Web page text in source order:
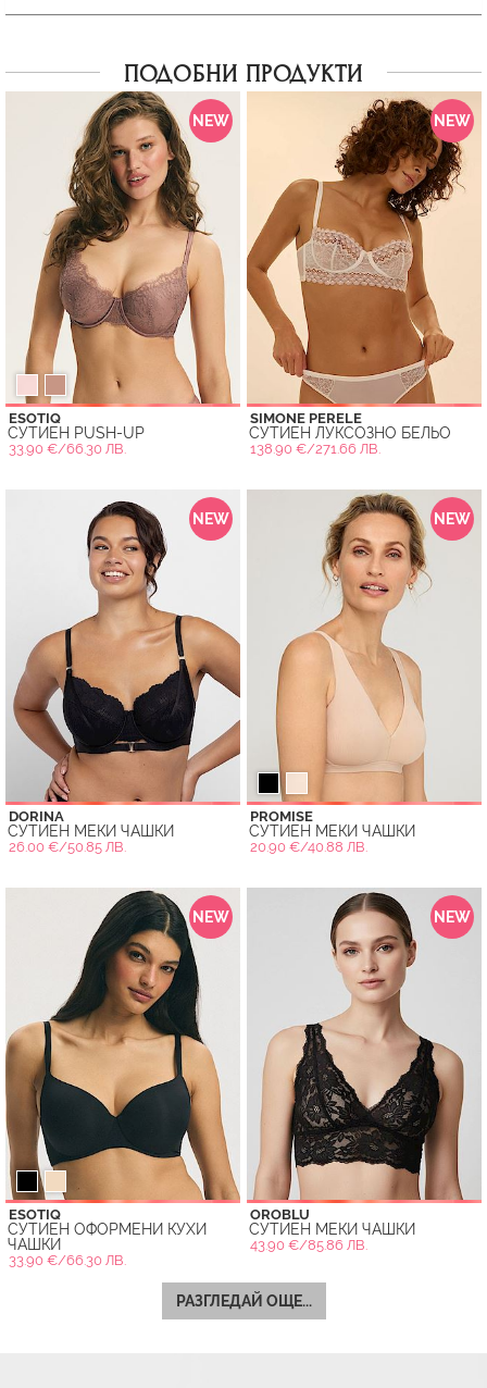
ПОДОБНИ ПРОДУКТИ
NEW
ESOTIQ
СУТИЕН PUSH-UP
33.90 €/66.30 ЛВ.
NEW
SIMONE PERELE
СУТИЕН ЛУКСОЗНО БЕЛЬО
138.90 €/271.66 ЛВ.
NEW
DORINA
СУТИЕН МЕКИ ЧАШКИ
26.00 €/50.85 ЛВ.
NEW
PROMISE
СУТИЕН МЕКИ ЧАШКИ
20.90 €/40.88 ЛВ.
NEW
ESOTIQ
СУТИЕН ОФОРМЕНИ КУХИ
ЧАШКИ
33.90 €/66.30 ЛВ.
NEW
OROBLU
СУТИЕН МЕКИ ЧАШКИ
43.90 €/85.86 ЛВ.
РАЗГЛЕДАЙ ОЩЕ...